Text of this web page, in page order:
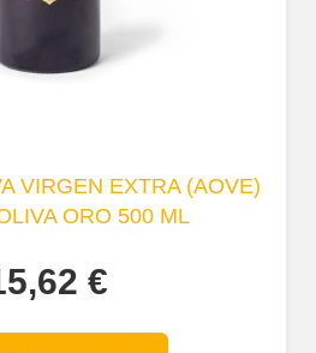
VIRGEN EXTRA (AOVE)
ORO 500 ML
€